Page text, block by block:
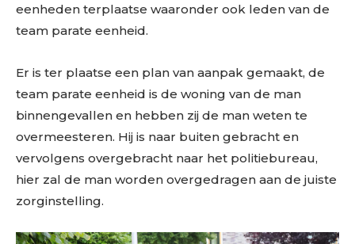
eenheden terplaatse waaronder ook leden van de
team parate eenheid.
Er is ter plaatse een plan van aanpak gemaakt, de
team parate eenheid is de woning van de man
binnengevallen en hebben zij de man weten te
overmeesteren. Hij is naar buiten gebracht en
vervolgens overgebracht naar het politiebureau,
hier zal de man worden overgedragen aan de juiste
zorginstelling.